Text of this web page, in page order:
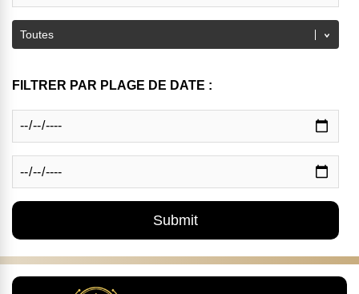
FILTRER PAR PLAGE DE DATE :